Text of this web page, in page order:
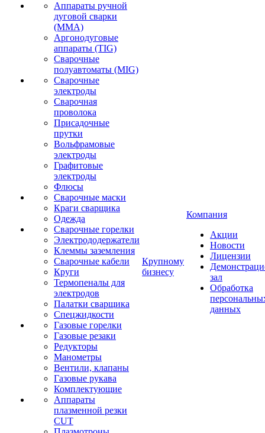
Аппараты ручной
дуговой сварки
(MMA)
Аргонодуговые
аппараты (TIG)
Сварочные
полуавтоматы (MIG)
Сварочные
электроды
Сварочная
проволока
Присадочные
прутки
Вольфрамовые
электроды
Графитовые
электроды
Флюсы
Сварочные маски
Краги сварщика
Одежда
Сварочные горелки
Электрододержатели
Клеммы заземления
Сварочные кабели
Круги
Термопеналы для
электродов
Палатки сварщика
Спецжидкости
Газовые горелки
Газовые резаки
Редукторы
Манометры
Вентили, клапаны
Газовые рукава
Комплектующие
Аппараты
плазменной резки
CUT
Крупному
бизнесу
Компания
Акции
Новости
Лицензии
зал
Обработка
данных